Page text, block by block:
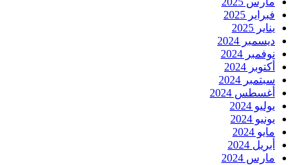
فبراير 2025
يناير 2025
ديسمبر 2024
نوفمبر 2024
أكتوبر 2024
سبتمبر 2024
أغسطس 2024
يوليو 2024
يونيو 2024
مايو 2024
أبريل 2024
مارس 2024